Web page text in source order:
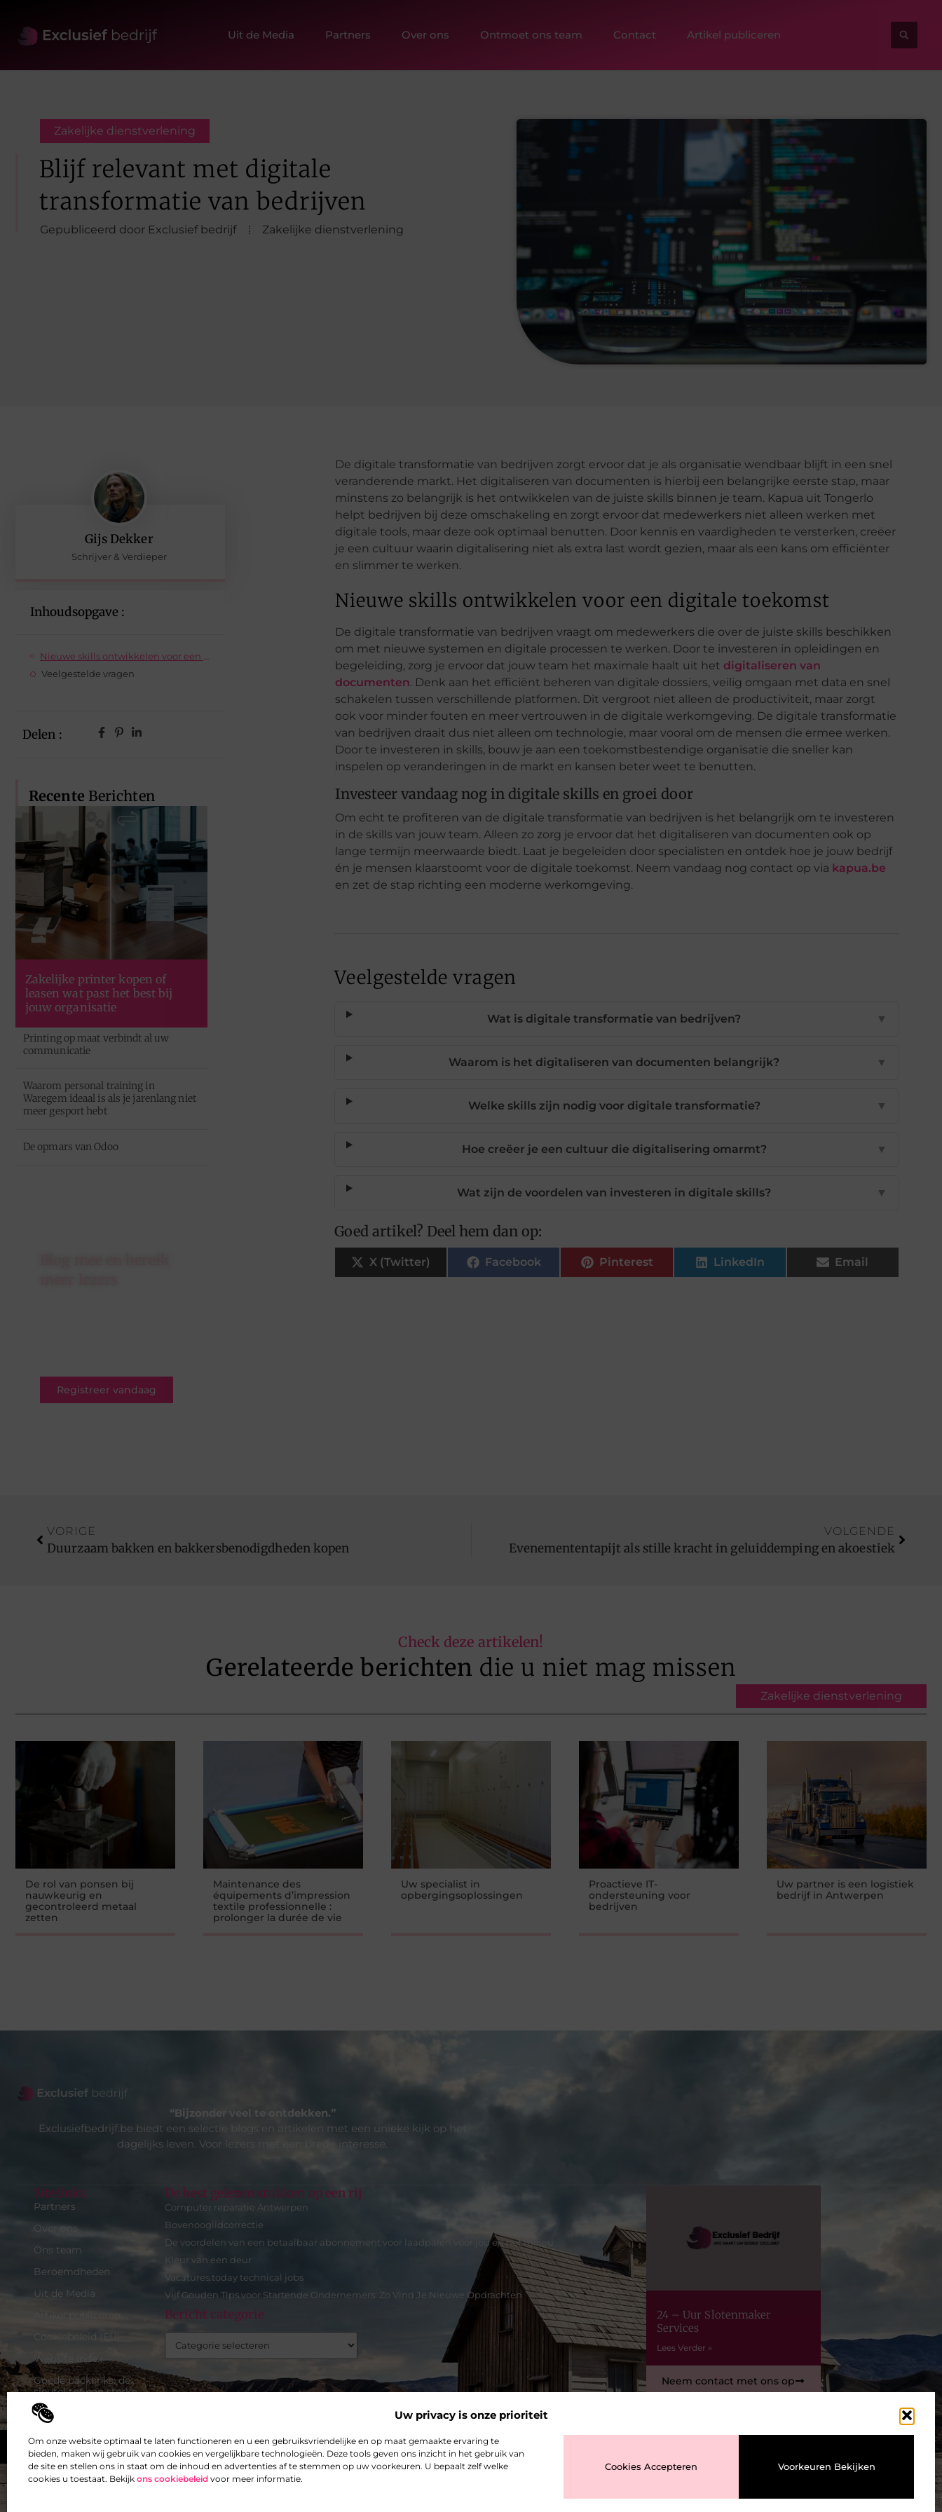
Uw privacy is onze prioriteit
Om onze website optimaal te laten functioneren en u een gebruiksvriendelijke en op maat gemaakte ervaring te
bieden, maken wij gebruik van cookies en vergelijkbare technologieën. Deze tools geven ons inzicht in het gebruik van
de site en stellen ons in staat om de inhoud en advertenties af te stemmen op uw voorkeuren. U bepaalt zelf welke
cookies u toestaat. Bekijk ons cookiebeleid voor meer informatie.
Cookies Accepteren Voorkeuren Bekijken
Uit de Media Partners Over ons Ontmoet ons team Contact Artikel publiceren
Top
Zakelijke dienstverlening
Blijf relevant met digitale
transformatie van bedrijven
Gepubliceerd door Exclusief bedrijf Zakelijke dienstverlening
Gijs Dekker
Schrijver & Verdieper
Inhoudsopgave :
Veelgestelde vragen
Delen :
Recente Berichten
Zakelijke printer kopen of
leasen wat past het best bij
jouw organisatie
Printing op maat verbindt al uw
communicatie
Waarom personal training in
Waregem ideaal is als je jarenlang niet
meer gesport hebt
De opmars van Odoo
Registreer vandaag
De digitale transformatie van bedrijven zorgt ervoor dat je als organisatie wendbaar blijft in een snel
veranderende markt. Het digitaliseren van documenten is hierbij een belangrijke eerste stap, maar
minstens zo belangrijk is het ontwikkelen van de juiste skills binnen je team. Kapua uit Tongerlo
helpt bedrijven bij deze omschakeling en zorgt ervoor dat medewerkers niet alleen werken met
digitale tools, maar deze ook optimaal benutten. Door kennis en vaardigheden te versterken, creëer
je een cultuur waarin digitalisering niet als extra last wordt gezien, maar als een kans om efficiënter
en slimmer te werken.
Nieuwe skills ontwikkelen voor een digitale toekomst
De digitale transformatie van bedrijven vraagt om medewerkers die over de juiste skills beschikken
om met nieuwe systemen en digitale processen te werken. Door te investeren in opleidingen en
begeleiding, zorg je ervoor dat jouw team het maximale haalt uit het digitaliseren van
documenten. Denk aan het efficiënt beheren van digitale dossiers, veilig omgaan met data en snel
schakelen tussen verschillende platformen. Dit vergroot niet alleen de productiviteit, maar zorgt
ook voor minder fouten en meer vertrouwen in de digitale werkomgeving. De digitale transformatie
van bedrijven draait dus niet alleen om technologie, maar vooral om de mensen die ermee werken.
Door te investeren in skills, bouw je aan een toekomstbestendige organisatie die sneller kan
inspelen op veranderingen in de markt en kansen beter weet te benutten.
Investeer vandaag nog in digitale skills en groei door
Om echt te profiteren van de digitale transformatie van bedrijven is het belangrijk om te investeren
in de skills van jouw team. Alleen zo zorg je ervoor dat het digitaliseren van documenten ook op
lange termijn meerwaarde biedt. Laat je begeleiden door specialisten en ontdek hoe je jouw bedrijf
én je mensen klaarstoomt voor de digitale toekomst. Neem vandaag nog contact op via kapua.be
en zet de stap richting een moderne werkomgeving.
Veelgestelde vragen
Wat is digitale transformatie van bedrijven? ▼
Waarom is het digitaliseren van documenten belangrijk? ▼
Welke skills zijn nodig voor digitale transformatie? ▼
Hoe creëer je een cultuur die digitalisering omarmt? ▼
Wat zijn de voordelen van investeren in digitale skills? ▼
Goed artikel? Deel hem dan op:
X (Twitter) Facebook Pinterest LinkedIn Email
VORIGE
Duurzaam bakken en bakkersbenodigdheden kopen
VOLGENDE
Evenemententapijt als stille kracht in geluiddemping en akoestiek
Check deze artikelen!
Gerelateerde berichten die u niet mag missen
Zakelijke dienstverlening
De rol van ponsen bij
nauwkeurig en
gecontroleerd metaal
zetten
Maintenance des
équipements d’impression
textile professionnelle :
prolonger la durée de vie
Uw specialist in
opbergingsoplossingen
Proactieve IT-
ondersteuning voor
bedrijven
Uw partner is een logistiek
bedrijf in Antwerpen
“Bijzonder veel te ontdekken.”
Exclusiefbedrijf.be biedt een selectie blogs en artikelen met een unieke kijk op het
dagelijks leven. Voor lezers met een brede interesse.
Sitelinks
Partners
Over ons
Ons team
Beroemdheden
Uit de Media
Artikel publiceren
Cookiebeleid (EU)
Website index
Goede backlinks: de
sleutel tot een sterke
online autoriteit
Inkomsten genereren met
mijn website: zo maak je
van je site een
verdienmachine
De best gelezen stukken op een rij
Computer reparatie Antwerpen
Bovenooglidcorrectie
De voordelen van een betaalbaar abonnement voor laadpalen voor jou en het milieu
Kleur van een deur
Vacatures.today technical jobs
Vijf Gouden Tips voor Startende Ondernemers: Zo Vind Je Nieuwe Opdrachten
Bericht categorie
24 – Uur Slotenmaker
Services
Lees Verder »
Neem contact met ons op